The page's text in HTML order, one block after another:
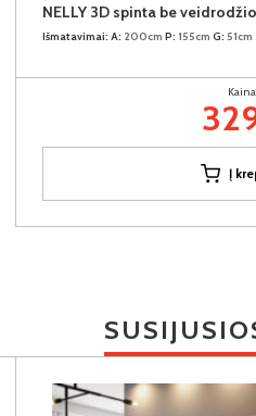
NELLY 3D spinta be
Išmatavimai: A: 200cm P: 155cm G: 51cm
Kaina:
Į